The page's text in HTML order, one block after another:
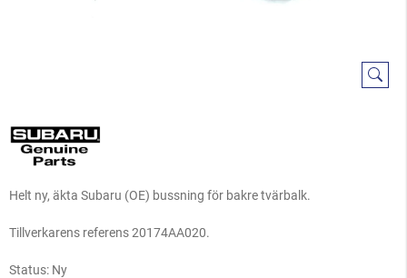
Helt ny, äkta Subaru (OE) bussning för bakre tvärbalk.
Tillverkarens referens 20174AA020.
Status: Ny